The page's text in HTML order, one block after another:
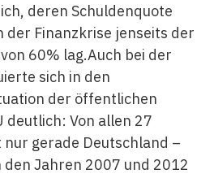
deren Schuldenquote
der Finanzkrise jenseits der
60% lag.Auch bei der
sich in den
der öffentlichen
deutlich: Von allen 27
gerade Deutschland –
den Jahren 2007 und 2012